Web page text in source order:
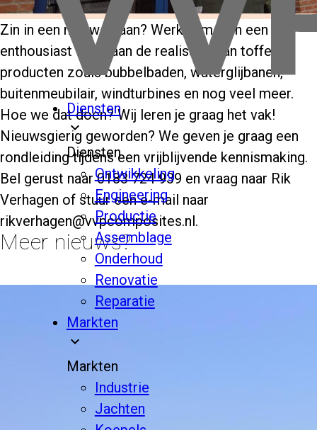
Diensten
expand_more
Diensten
Ontwikkeling
Engineering
Productie
Assemblage
Onderhoud
Renovatie
Reparatie
Markten
expand_more
Markten
Industrie
Jachten
Zin in een nieuwe baan? Werk samen in een
enthousiast team aan de realisatie van toffe
producten zoals bubbelbaden, waterglijbanen,
buitenmeubilair, windturbines en nog veel meer.
Hoe we dat doen? Wij leren je graag het vak!
Nieuwsgierig geworden? We geven je graag een
rondleiding tijdens een vrijblijvende kennismaking.
Bel gerust naar 0183 724 939 en vraag naar Rik
Verhagen of stuur een e-mail naar
rikverhagen@vvpcomposites.nl.
Meer nieuws?